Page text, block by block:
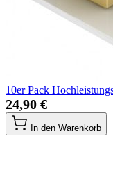
10er Pack
24,90 €
In den Warenkorb